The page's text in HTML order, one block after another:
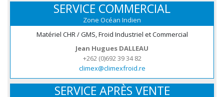
SERVICE COMMERCIAL
Zone Océan Indien
Matériel CHR / GMS, Froid Industriel et Commercial
Jean Hugues DALLEAU
+262 (0)692 39 34 82
climex@climexfroid.re
SERVICE APRÈS VENTE